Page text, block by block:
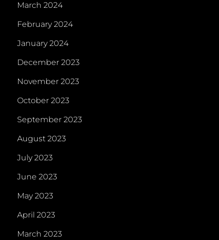
March 2024
February 2024
January 2024
December 2023
November 2023
October 2023
September 2023
August 2023
July 2023
June 2023
May 2023
April 2023
March 2023